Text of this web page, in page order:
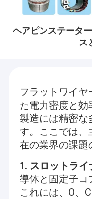
ヘアピンステータ
ス
フラットワイ
た電力密度と効
製造には精密な
す。ここでは、
在の業界の課題
1. スロットライ
導体と固定子コ
これには、O、